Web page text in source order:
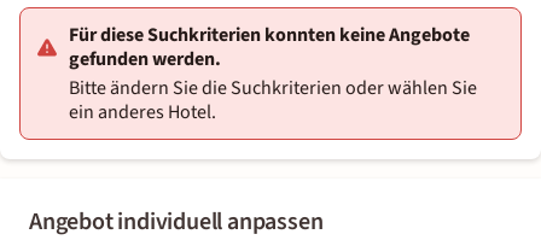
Angebot individuell anpassen
Für diese Suchkriterien konnten keine Angebote
gefunden werden.
Bitte ändern Sie die Suchkriterien oder wählen Sie
ein anderes Hotel.